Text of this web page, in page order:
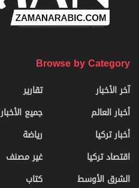
Browse by Category
آخر الأخبار
أخبار العالم
أخبار تركيا
اقتصاد تركيا
الشرق الأوسط
تقارير
جميع الأخبار
رياضة
غير مصنف
كتاب